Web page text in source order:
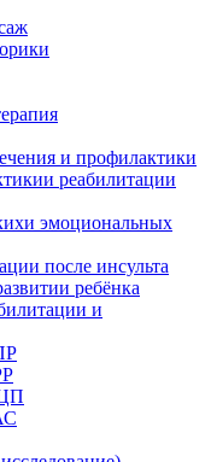
и профилактики
реабилитации
эмоциональных
после инсульта
ребёнка
и